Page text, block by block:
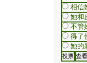
相信
她和
不管
得了
她的